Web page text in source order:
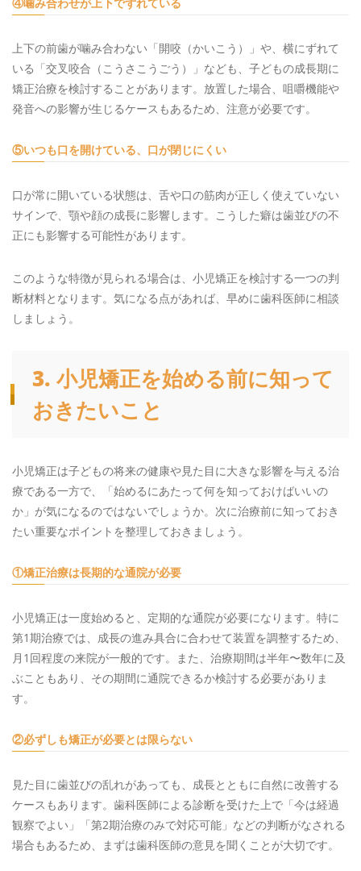
上下の前歯が噛み合わない「開咬（かいこう）」や、横にずれて
いる「交叉咬合（こうさこうごう）」なども、子どもの成長期に
矯正治療を検討することがあります。放置した場合、咀嚼機能や
発音への影響が生じるケースもあるため、注意が必要です。
⑤いつも口を開けている、口が閉じにくい
口が常に開いている状態は、舌や口の筋肉が正しく使えていない
サインで、顎や顔の成長に影響します。こうした癖は歯並びの不
正にも影響する可能性があります。
このような特徴が見られる場合は、小児矯正を検討する一つの判
断材料となります。気になる点があれば、早めに歯科医師に相談
しましょう。
3. 小児矯正を始める前に知って
おきたいこと
小児矯正は子どもの将来の健康や見た目に大きな影響を与える治
療である一方で、「始めるにあたって何を知っておけばいいの
か」が気になるのではないでしょうか。次に治療前に知っておき
たい重要なポイントを整理しておきましょう。
①矯正治療は長期的な通院が必要
小児矯正は一度始めると、定期的な通院が必要になります。特に
第1期治療では、成長の進み具合に合わせて装置を調整するため、
月1回程度の来院が一般的です。また、治療期間は半年〜数年に及
ぶこともあり、その期間に通院できるか検討する必要がありま
す。
②必ずしも矯正が必要とは限らない
見た目に歯並びの乱れがあっても、成長とともに自然に改善する
ケースもあります。歯科医師による診断を受けた上で「今は経過
観察でよい」「第2期治療のみで対応可能」などの判断がなされる
場合もあるため、まずは歯科医師の意見を聞くことが大切です。